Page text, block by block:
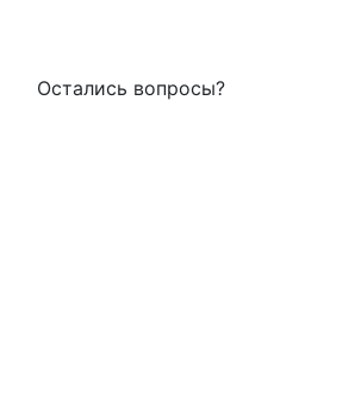
Остались вопросы?